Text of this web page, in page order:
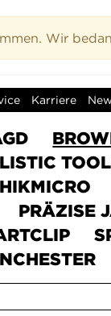
Wir
Karriere
HIKMICRO
PRÄZISE